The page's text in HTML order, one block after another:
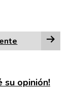
su opinión!